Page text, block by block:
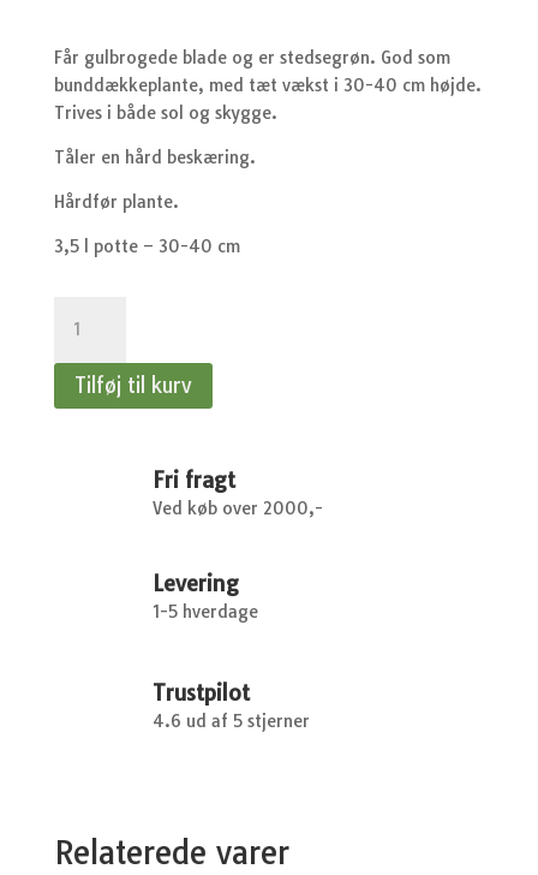
Får gulbrogede blade og er stedsegrøn. God som
bunddækkeplante, med tæt vækst i 30-40 cm højde.
Trives i både sol og skygge.
Tåler en hård beskæring.
Hårdfør plante.
3,5 l potte – 30-40 cm
fortunei
Emerald
GoldTilføj til kurv
Fri fragt
Ved køb over 2000,-
Levering
1-5 hverdage
Trustpilot
4.6 ud af 5 stjerner
Relaterede varer